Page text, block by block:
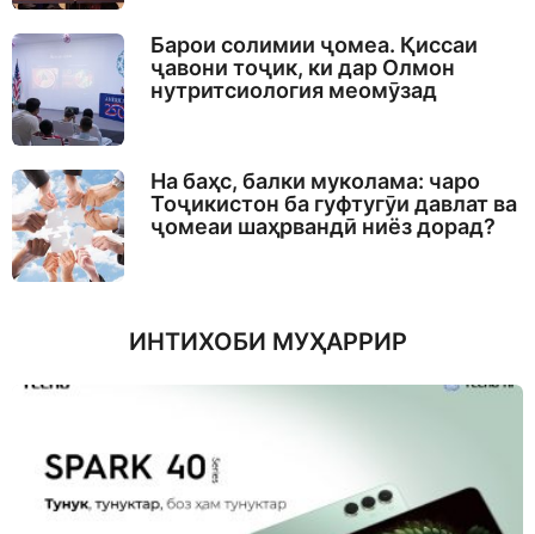
Барои солимии ҷомеа. Қиссаи
ҷавони тоҷик, ки дар Олмон
нутритсиология меомӯзад
На баҳс, балки муколама: чаро
Тоҷикистон ба гуфтугӯи давлат ва
ҷомеаи шаҳрвандӣ ниёз дорад?
ИНТИХОБИ МУҲАРРИР